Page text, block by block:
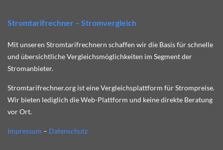
Stromtarifrechner – Stromvergleich
Mit unseren Stromtarifrechnern schaffen wir die Basis für schnelle
und übersichtliche Vergleichsmöglichkeiten im Segment der
Stromanbieter.
Stromtarifrechner.org ist eine Vergleichsplattform für Strompreise.
Wir bieten lediglich die Web-Plattform und keine direkte Beratung
vor Ort.
Impressum – Datenschutz